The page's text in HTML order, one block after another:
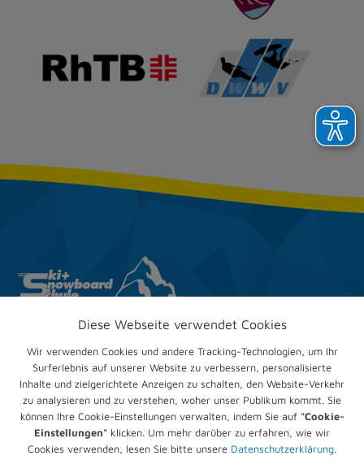
Im Mühlengrund 24
67551 Worms
Telefon:+49 (0) 6247 905836
E-Mail:verwaltung@trappenberg.com
Impressum
Diese Webseite verwendet Cookies
Wir verwenden Cookies und andere Tracking-Technologien, um Ihr
Surferlebnis auf unserer Website zu verbessern, personalisierte
Inhalte und zielgerichtete Anzeigen zu schalten, den Website-Verkehr
zu analysieren und zu verstehen, woher unser Publikum kommt. Sie
können Ihre Cookie-Einstellungen verwalten, indem Sie auf "Cookie-
Einstellungen" klicken. Um mehr darüber zu erfahren, wie wir
Cookies verwenden, lesen Sie bitte unsere Datenschutzerklärung.